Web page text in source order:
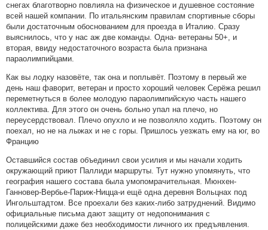
снегах благотворно повлияла на физическое и душевное состояние
всей нашей компании. По итальянским правилам спортивные сборы
были достаточным обоснованием для проезда в Италию. Сразу
выяснилось, что у нас аж две команды. Одна- ветераны 50+, и
вторая, ввиду недостаточного возраста была признана
параолимпийцами.
Как вы лодку назовёте, так она и поплывёт. Поэтому в первый же
день наш фаворит, ветеран и просто хороший человек Серёжа решил
переметнуться в более молодую параолимпийскую часть нашего
коллектива. Для этого он очень больно упал на плечо, но
переусердствовал. Плечо опухло и не позволяло ходить. Поэтому он
поехал, но не на лыжах и не с горы. Пришлось уезжать ему на юг, во
Францию
Оставшийся состав объединил свои усилия и мы начали ходить
окружающий приют Паллиди маршруты. Тут нужно упомянуть, что
география нашего состава была умопомрачительная. Мюнхен-
Ганновер-Вербье-Париж-Ницца-и ещё одна деревня Вольцнах под
Ингольштадтом. Все проехали без каких-либо затруднений. Видимо
официальные письма дают защиту от недопонимания с
полицейскими даже без необходимости личного их предъявления.